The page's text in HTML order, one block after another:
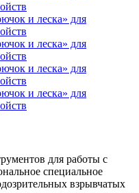
для работы с
специальное
взрывчатых